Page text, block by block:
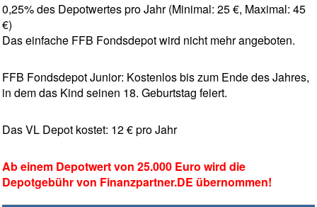
0,25% des Depotwertes pro Jahr (Minimal: 25 €, Maximal: 45
€)
Das einfache FFB Fondsdepot wird nicht mehr angeboten.
FFB Fondsdepot Junior: Kostenlos bis zum Ende des Jahres,
in dem das Kind seinen 18. Geburtstag feiert.
Das VL Depot kostet: 12 € pro Jahr
Ab einem Depotwert von 25.000 Euro wird die
Depotgebühr von Finanzpartner.DE übernommen!